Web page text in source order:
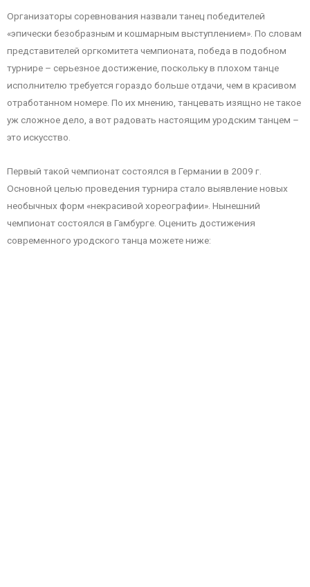
Организаторы соревнования назвали танец победителей
«эпически безобразным и кошмарным выступлением». По словам
представителей оргкомитета чемпионата, победа в подобном
турнире – серьезное достижение, поскольку в плохом танце
исполнителю требуется гораздо больше отдачи, чем в красивом
отработанном номере. По их мнению, танцевать изящно не такое
уж сложное дело, а вот радовать настоящим уродским танцем –
это искусство.
Первый такой чемпионат состоялся в Германии в 2009 г.
Основной целью проведения турнира стало выявление новых
необычных форм «некрасивой хореографии». Нынешний
чемпионат состоялся в Гамбурге. Оценить достижения
современного уродского танца можете ниже: